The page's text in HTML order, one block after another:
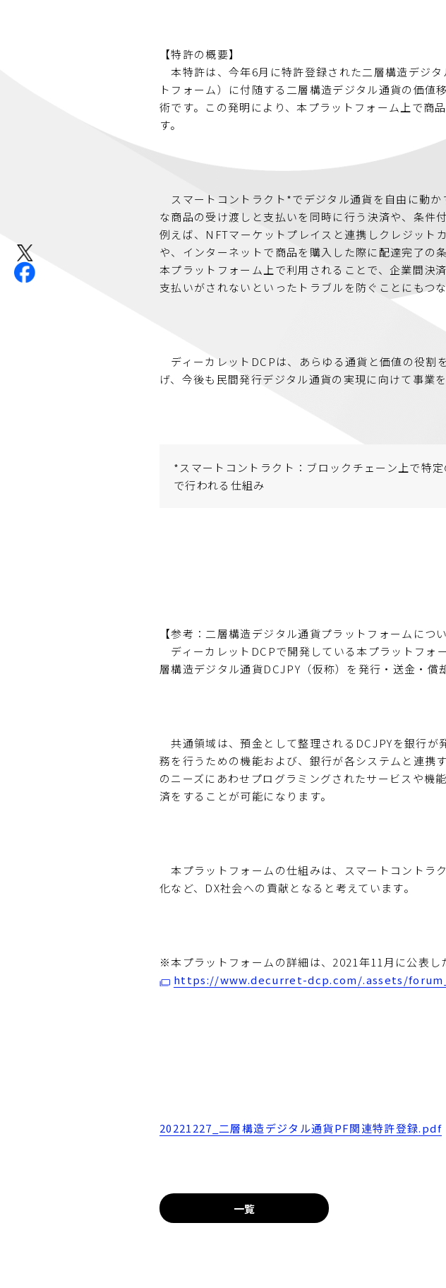
【特許の概要】
本特許は、今年6月に特許登録された二層構造デジ
トフォーム）に付随する二層構造デジタル通貨の価
術です。この発明により、本プラットフォーム上で商
す。
スマートコントラクト*でデジタル通貨を自由に動
な商品の受け渡しと支払いを同時に行う決済や、条件
例えば、NFTマーケットプレイスと連携しクレジット
や、インターネットで商品を購入した際に配達完了の
本プラットフォーム上で利用されることで、企業間決
支払いがされないといったトラブルを防ぐことにもつ
ディーカレットDCPは、あらゆる通貨と価値の役割
げ、今後も民間発行デジタル通貨の実現に向けて事業
*スマートコントラクト：ブロックチェーン上で特
で行われる仕組み
【参考：二層構造デジタル通貨プラットフォームについ
ディーカレットDCPで開発している本プラットフォ
層構造デジタル通貨DCJPY（仮称）を発行・送金・償
共通領域は、預金として整理されるDCJPYを銀行が
務を行うための機能および、銀行が各システムと連携
のニーズにあわせプログラミングされたサービスや機
済をすることが可能になります。
本プラットフォームの仕組みは、スマートコントラ
化など、DX社会への貢献となると考えています。
※本プラットフォームの詳細は、2021年11月に公表し
https://www.decurret-dcp.com/.assets/
20221227_二層構造デジタル通貨PF関連特許登録.pdf
一覧